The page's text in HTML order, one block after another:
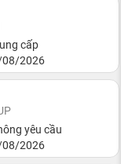
cấp
2026
yêu cầu
2026